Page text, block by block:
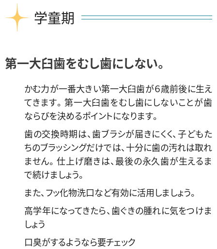
学童期
第一大臼歯をむし歯にしない。
かむ力が一番大きい第一大臼歯が６歳前後に生え
てきます。第一大臼歯をむし歯にしないことが歯
ならびを決めるポイントになります。
歯の交換時期は、歯ブラシが届きにくく、子どもた
ちのブラッシングだけでは、十分に歯の汚れは取れ
ません。仕上げ磨きは、最後の永久歯が生えるま
で続けましょう。
また、フッ化物洗口など有効に活用しましょう。
高学年になってきたら、歯ぐきの腫れに気をつけま
しょう
口臭がするようなら要チェック